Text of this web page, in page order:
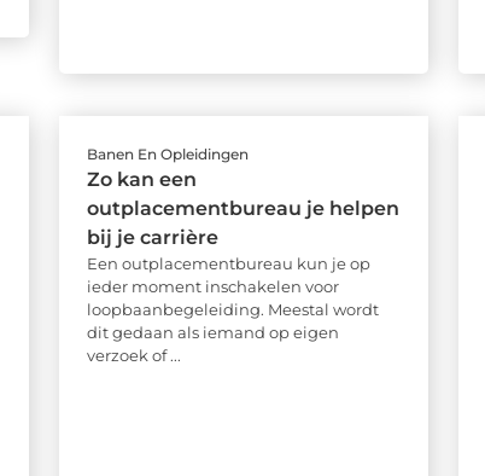
Banen En Opleidingen
Zo kan een
outplacementbureau je helpen
bij je carrière
Een outplacementbureau kun je op
ieder moment inschakelen voor
loopbaanbegeleiding. Meestal wordt
dit gedaan als iemand op eigen
verzoek of ...